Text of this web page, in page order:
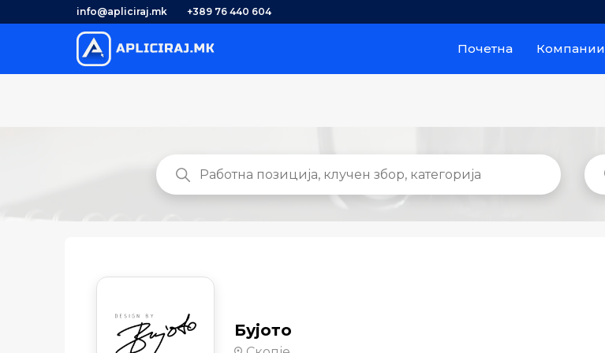
info@apliciraj.mk +389 76 440 604
Почетна Компании
Бујото